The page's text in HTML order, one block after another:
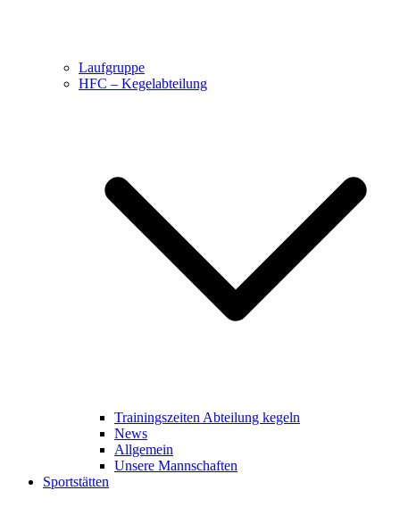
Laufgruppe
HFC – Kegelabteilung
Trainingszeiten Abteilung kegeln
News
Allgemein
Unsere Mannschaften
Sportstätten